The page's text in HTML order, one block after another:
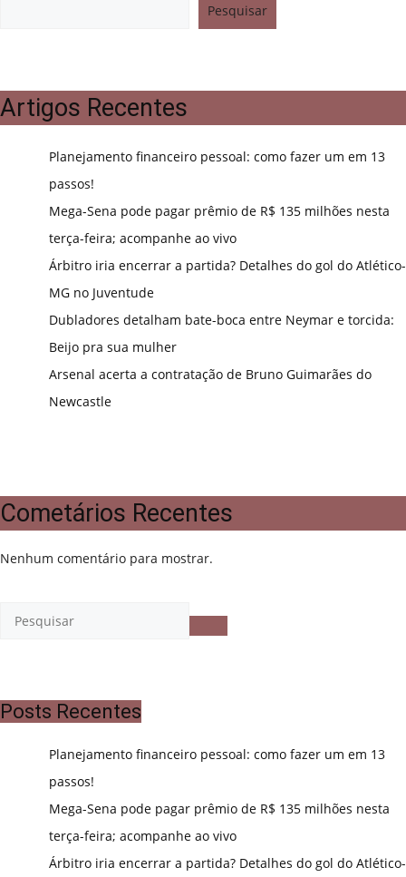
Pesquisar
Artigos Recentes
Planejamento financeiro pessoal: como fazer um em 13
passos!
Mega-Sena pode pagar prêmio de R$ 135 milhões nesta
terça-feira; acompanhe ao vivo
Árbitro iria encerrar a partida? Detalhes do gol do Atlético-
MG no Juventude
Dubladores detalham bate-boca entre Neymar e torcida:
Beijo pra sua mulher
Arsenal acerta a contratação de Bruno Guimarães do
Newcastle
Cometários Recentes
Nenhum comentário para mostrar.
Posts Recentes
Planejamento financeiro pessoal: como fazer um em 13
passos!
Mega-Sena pode pagar prêmio de R$ 135 milhões nesta
terça-feira; acompanhe ao vivo
Árbitro iria encerrar a partida? Detalhes do gol do Atlético-